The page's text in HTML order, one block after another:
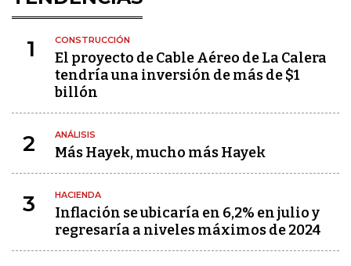
1 CONSTRUCCIÓN
El proyecto de Cable Aéreo de La Calera
tendría una inversión de más de $1
billón
2 ANÁLISIS
Más Hayek, mucho más Hayek
3 HACIENDA
Inflación se ubicaría en 6,2% en julio y
regresaría a niveles máximos de 2024